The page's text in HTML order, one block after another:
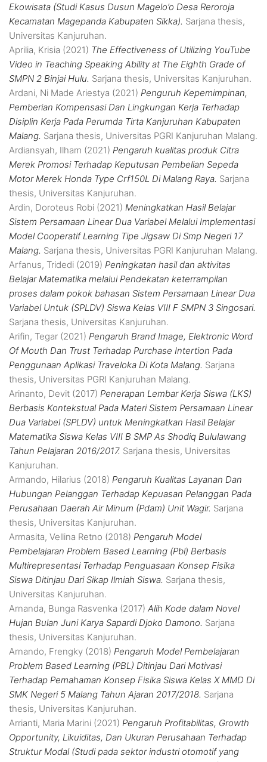
Ekowisata (Studi Kasus Dusun Magelo’o Desa Reroroja
Kecamatan Magepanda Kabupaten Sikka). Sarjana thesis,
Universitas Kanjuruhan.
Aprilia, Krisia (2021) The Effectiveness of Utilizing YouTube
Video in Teaching Speaking Ability at The Eighth Grade of
SMPN 2 Binjai Hulu. Sarjana thesis, Universitas Kanjuruhan.
Ardani, Ni Made Ariestya (2021) Penguruh Kepemimpinan,
Pemberian Kompensasi Dan Lingkungan Kerja Terhadap
Disiplin Kerja Pada Perumda Tirta Kanjuruhan Kabupaten
Malang. Sarjana thesis, Universitas PGRI Kanjuruhan Malang.
Ardiansyah, Ilham (2021) Pengaruh kualitas produk Citra
Merek Promosi Terhadap Keputusan Pembelian Sepeda
Motor Merek Honda Type Crf150L Di Malang Raya. Sarjana
thesis, Universitas Kanjuruhan.
Ardin, Doroteus Robi (2021) Meningkatkan Hasil Belajar
Sistem Persamaan Linear Dua Variabel Melalui Implementasi
Model Cooperatif Learning Tipe Jigsaw Di Smp Negeri 17
Malang. Sarjana thesis, Universitas PGRI Kanjuruhan Malang.
Arfanus, Tridedi (2019) Peningkatan hasil dan aktivitas
Belajar Matematika melalui Pendekatan keterrampilan
proses dalam pokok bahasan Sistem Persamaan Linear Dua
Variabel Untuk (SPLDV) Siswa Kelas VIII F SMPN 3 Singosari.
Sarjana thesis, Universitas Kanjuruhan.
Arifin, Tegar (2021) Pengaruh Brand Image, Elektronic Word
Of Mouth Dan Trust Terhadap Purchase Intertion Pada
Penggunaan Aplikasi Traveloka Di Kota Malang. Sarjana
thesis, Universitas PGRI Kanjuruhan Malang.
Arinanto, Devit (2017) Penerapan Lembar Kerja Siswa (LKS)
Berbasis Kontekstual Pada Materi Sistem Persamaan Linear
Dua Variabel (SPLDV) untuk Meningkatkan Hasil Belajar
Matematika Siswa Kelas VIII B SMP As Shodiq Bululawang
Tahun Pelajaran 2016/2017. Sarjana thesis, Universitas
Kanjuruhan.
Armando, Hilarius (2018) Pengaruh Kualitas Layanan Dan
Hubungan Pelanggan Terhadap Kepuasan Pelanggan Pada
Perusahaan Daerah Air Minum (Pdam) Unit Wagir. Sarjana
thesis, Universitas Kanjuruhan.
Armasita, Vellina Retno (2018) Pengaruh Model
Pembelajaran Problem Based Learning (Pbl) Berbasis
Multirepresentasi Terhadap Penguasaan Konsep Fisika
Siswa Ditinjau Dari Sikap Ilmiah Siswa. Sarjana thesis,
Universitas Kanjuruhan.
Arnanda, Bunga Rasvenka (2017) Alih Kode dalam Novel
Hujan Bulan Juni Karya Sapardi Djoko Damono. Sarjana
thesis, Universitas Kanjuruhan.
Arnando, Frengky (2018) Pengaruh Model Pembelajaran
Problem Based Learning (PBL) Ditinjau Dari Motivasi
Terhadap Pemahaman Konsep Fisika Siswa Kelas X MMD Di
SMK Negeri 5 Malang Tahun Ajaran 2017/2018. Sarjana
thesis, Universitas Kanjuruhan.
Arrianti, Maria Marini (2021) Pengaruh Profitabilitas, Growth
Opportunity, Likuiditas, Dan Ukuran Perusahaan Terhadap
Struktur Modal (Studi pada sektor industri otomotif yang